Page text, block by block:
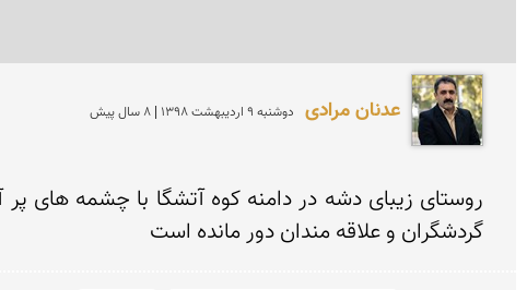
عدنان مرادی دوشنبه 9 ارديبهشت 1398 | 8 سال پیش
گردشگران و علاقه مندان دور مانده است